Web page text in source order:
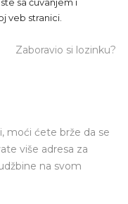
veb stranici.
Zaboravio si lozinku?
moći ćete brže da se
više adresa za
na svom